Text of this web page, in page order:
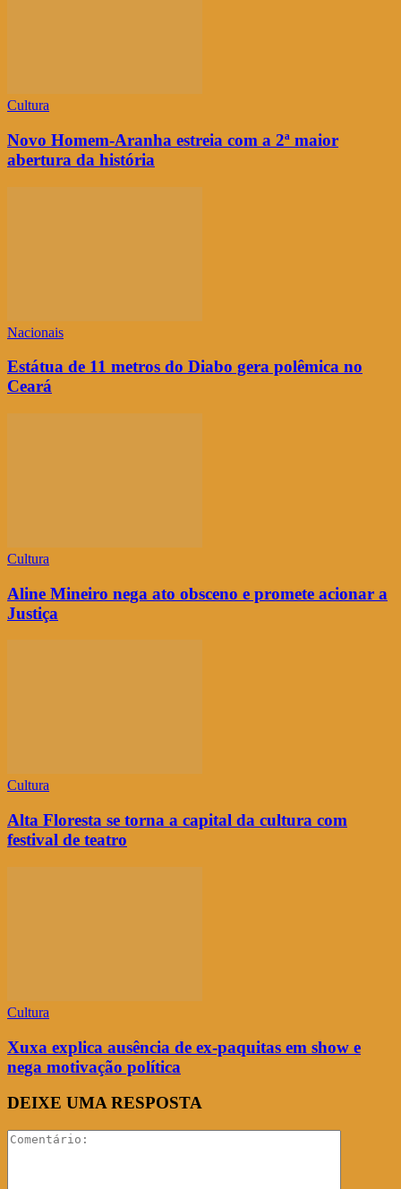
Cultura
Novo Homem-Aranha estreia com a 2ª maior
abertura da história
Nacionais
Estátua de 11 metros do Diabo gera polêmica no
Ceará
Cultura
Aline Mineiro nega ato obsceno e promete acionar a
Justiça
Cultura
Alta Floresta se torna a capital da cultura com
festival de teatro
Cultura
Xuxa explica ausência de ex-paquitas em show e
nega motivação política
DEIXE UMA RESPOSTA